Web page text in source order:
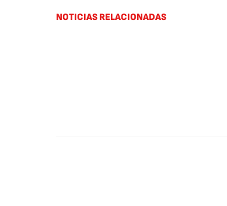
NOTICIAS RELACIONADAS